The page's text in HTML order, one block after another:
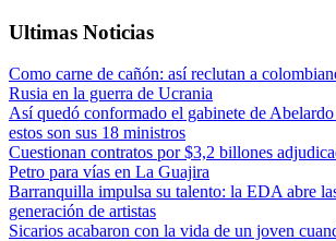
Ultimas Noticias
Como carne de cañón: así reclutan a
Rusia en la guerra de Ucrania
Así quedó conformado el gabinete de
estos son sus 18 ministros
Cuestionan contratos por $3,2 billones
Petro para vías en La Guajira
Barranquilla impulsa su talento: la EDA abre
generación de artistas
Sicarios acabaron con la vida de un joven